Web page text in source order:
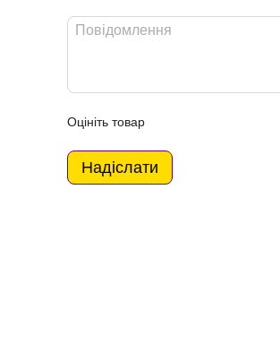
Оцініть товар
Надіслати